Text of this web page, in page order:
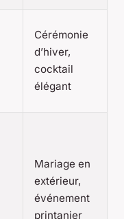
Cérémonie
d’hiver,
cocktail
élégant
Mariage en
extérieur,
événement
printanier